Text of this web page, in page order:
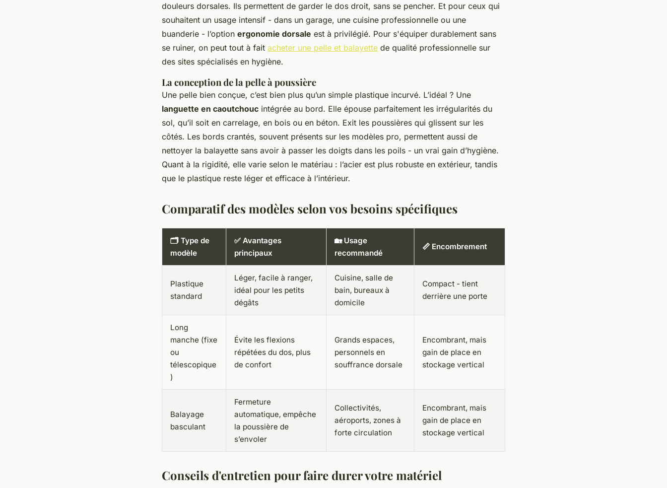
douleurs dorsales. Ils permettent de garder le dos droit, sans se pencher. Et pour ceux qui
souhaitent un usage intensif - dans un garage, une cuisine professionnelle ou une
buanderie - l’option ergonomie dorsale est à privilégié. Pour s'équiper durablement sans
se ruiner, on peut tout à fait acheter une pelle et balayette de qualité professionnelle sur
des sites spécialisés en hygiène.
La conception de la pelle à poussière
Une pelle bien conçue, c’est bien plus qu’un simple plastique incurvé. L’idéal ? Une
languette en caoutchouc intégrée au bord. Elle épouse parfaitement les irrégularités du
sol, qu’il soit en carrelage, en bois ou en béton. Exit les poussières qui glissent sur les
côtés. Les bords crantés, souvent présents sur les modèles pro, permettent aussi de
nettoyer la balayette sans avoir à passer les doigts dans les poils - un vrai gain d’hygiène.
Quant à la rigidité, elle varie selon le matériau : l’acier est plus robuste en extérieur, tandis
que le plastique reste léger et efficace à l’intérieur.
Comparatif des modèles selon vos besoins spécifiques
🗂️ Type de
modèle
✅ Avantages
principaux
🏡 Usage
recommandé
📏 Encombrement
Plastique
standard
Léger, facile à ranger,
idéal pour les petits
dégâts
Cuisine, salle de
bain, bureaux à
domicile
Compact - tient
derrière une porte
Long
manche (fixe
ou
télescopique
)
Évite les flexions
répétées du dos, plus
de confort
Grands espaces,
personnels en
souffrance dorsale
Encombrant, mais
gain de place en
stockage vertical
Balayage
basculant
Fermeture
automatique, empêche
la poussière de
s’envoler
Collectivités,
aéroports, zones à
forte circulation
Encombrant, mais
gain de place en
stockage vertical
Conseils d'entretien pour faire durer votre matériel